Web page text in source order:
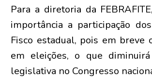
Para a diretoria da
importância a participação
Fisco estadual, pois em breve
em eleições, o que
legislativa no Congresso